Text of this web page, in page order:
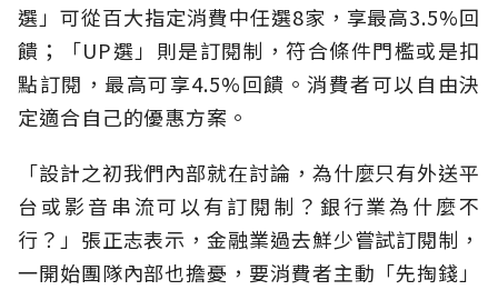
選」可從百大指定消費中任選8家，享最高3.5%回
饋；「UP選」則是訂閱制，符合條件門檻或是扣
點訂閱，最高可享4.5%回饋。消費者可以自由決
定適合自己的優惠方案。
「設計之初我們內部就在討論，為什麼只有外送平
台或影音串流可以有訂閱制？銀行業為什麼不
行？」張正志表示，金融業過去鮮少嘗試訂閱制，
一開始團隊內部也擔憂，要消費者主動「先掏錢」